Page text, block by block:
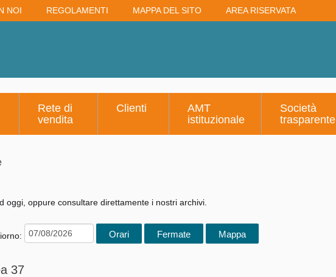
NOI REGOLAMENTI MAPPA DEL SITO AREA RISERVATA
Rete di
vendita
Clienti
AMT
istituzionale
Società
trasparente
oggi, oppure consultare direttamente i nostri archivi.
37